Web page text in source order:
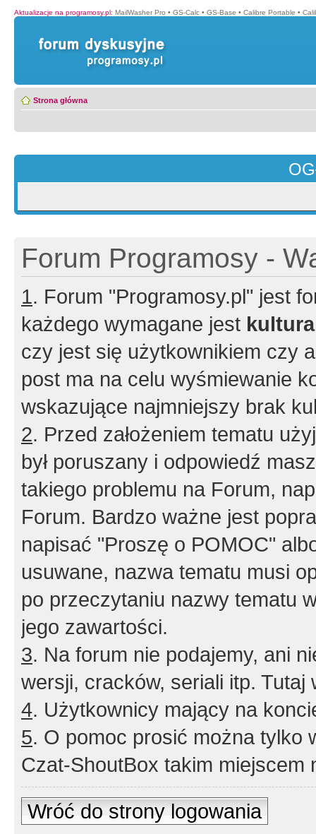
Aktualizacje na programosy.pl: MailWasher Pro • GS-Calc • GS-Base • Calibre Portable •
Strona główna
Forum Programosy -
1. Forum "Programosy.pl" jest
każdego wymagane jest
czy jest się użytkownikiem czy
post ma na celu wyśmiewanie
wskazujące najmniejszy brak
2. Przed założeniem tematu
był poruszany i odpowiedź
takiego problemu na Forum,
Forum. Bardzo ważne jest
napisać "Proszę o POMOC"
usuwane, nazwa tematu musi
po przeczytaniu nazwy tematu
jego zawartości.
3. Na forum nie podajemy, ani
wersji, cracków, seriali itp. Tutaj
4. Użytkownicy mający na
5. O pomoc prosić można tylko
Czat-ShoutBox takim miejscem
Wróć do strony logowania